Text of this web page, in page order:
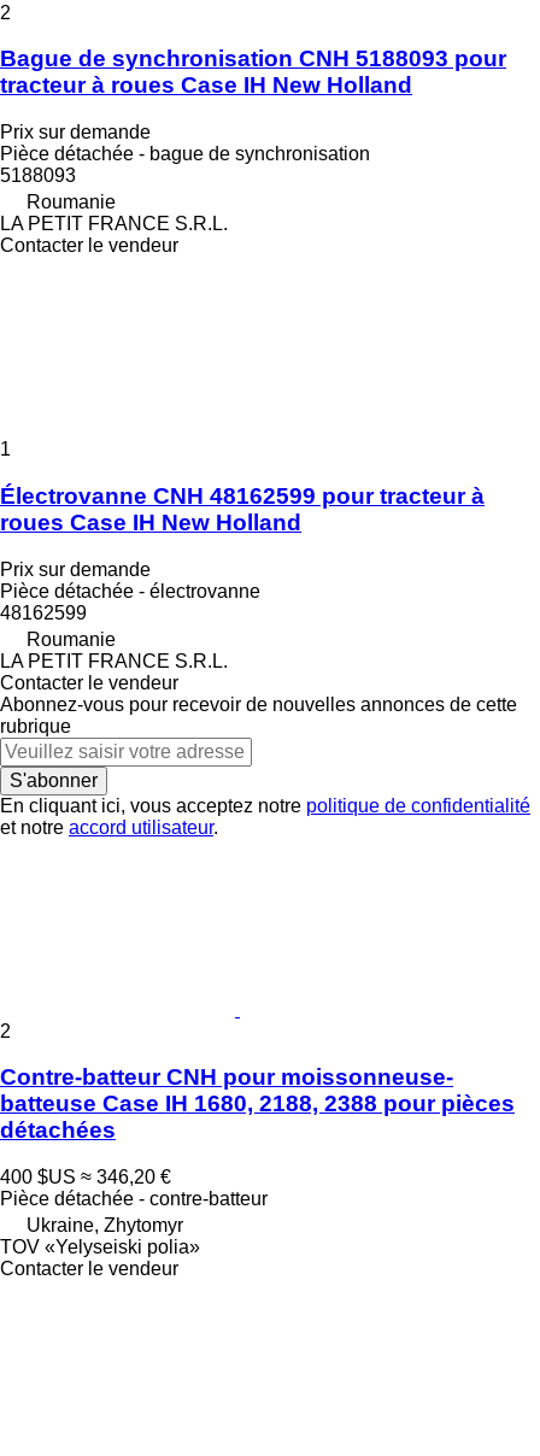
2
Bague de synchronisation CNH 5188093 pour
tracteur à roues Case IH New Holland
Prix sur demande
Pièce détachée - bague de synchronisation
5188093
Roumanie
LA PETIT FRANCE S.R.L.
Contacter le vendeur
1
Électrovanne CNH 48162599 pour tracteur à
roues Case IH New Holland
Prix sur demande
Pièce détachée - électrovanne
48162599
Roumanie
LA PETIT FRANCE S.R.L.
Contacter le vendeur
Abonnez-vous pour recevoir de nouvelles annonces de cette
rubrique
S'abonner
En cliquant ici, vous acceptez notre politique de confidentialité
et notre accord utilisateur.
2
Contre-batteur CNH pour moissonneuse-
batteuse Case IH 1680, 2188, 2388 pour pièces
détachées
400 $US ≈ 346,20 €
Pièce détachée - contre-batteur
Ukraine, Zhytomyr
TOV «Yelyseiski polia»
Contacter le vendeur